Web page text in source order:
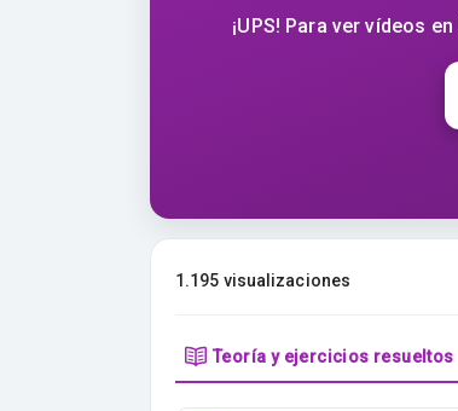
¡UPS! Para ver vídeos
1.195 visualizaciones
Teoría y ejercicios resueltos